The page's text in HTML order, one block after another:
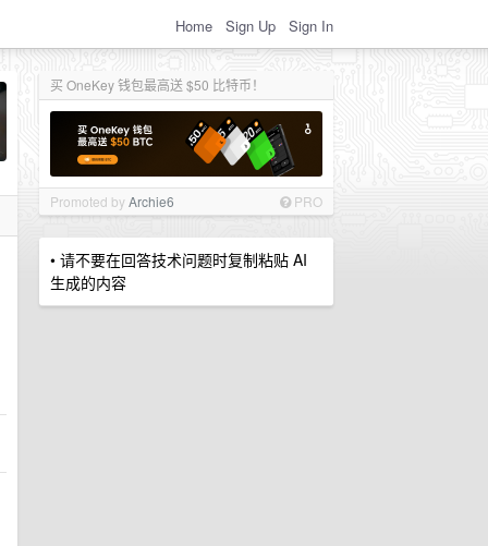
Home Sign Up Sign In
买 OneKey 钱包最高送 $50 比特币！
Promoted byArchie6 PRO
• 请不要在回答技术问题时复制粘贴 AI
生成的内容